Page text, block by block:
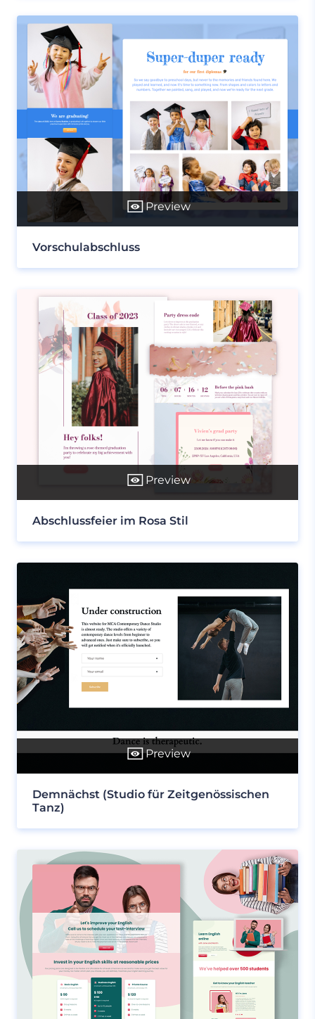
Preview
Vorschulabschluss
Preview
Abschlussfeier im Rosa Stil
Preview
Demnächst (Studio für Zeitgenössischen
Tanz)